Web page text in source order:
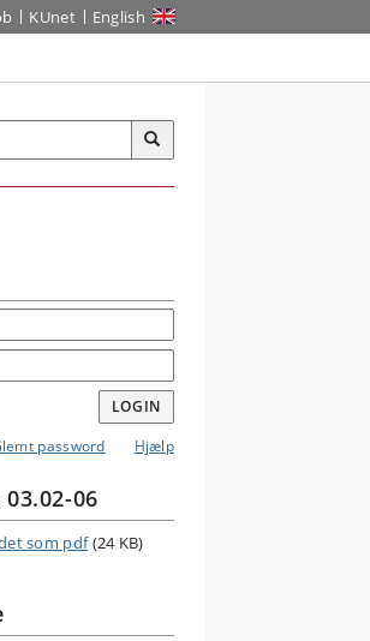
KUnet English
LOGIN
password Hjælp
06
som pdf (24 KB)